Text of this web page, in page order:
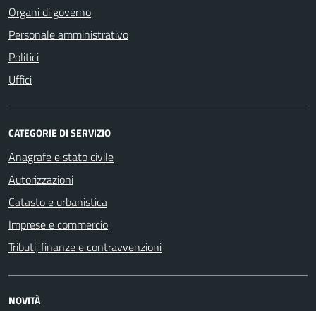
Organi di governo
Personale amministrativo
Politici
Uffici
CATEGORIE DI SERVIZIO
Anagrafe e stato civile
Autorizzazioni
Catasto e urbanistica
Imprese e commercio
Tributi, finanze e contravvenzioni
NOVITÀ